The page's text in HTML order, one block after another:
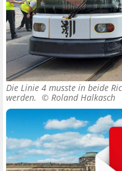
Die Linie 4 musste in beide
werden. © Roland Halkasch